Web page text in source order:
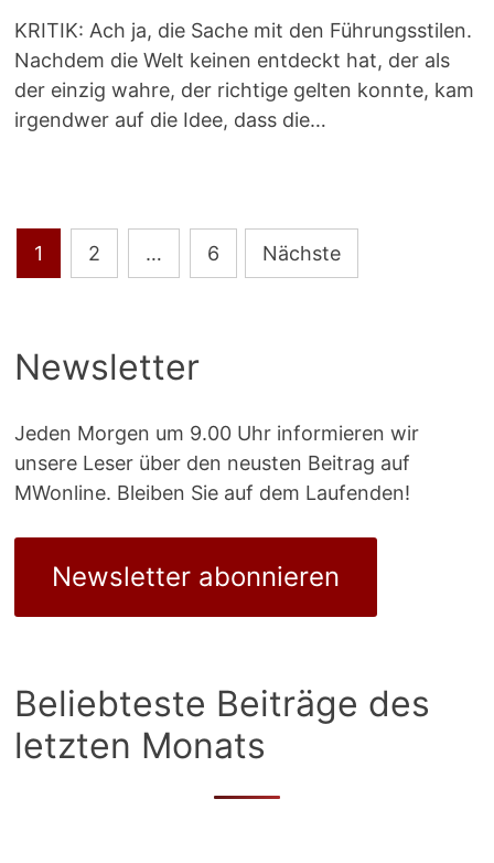
KRITIK: Ach ja, die Sache mit den Führungsstilen.
Nachdem die Welt keinen entdeckt hat, der als
der einzig wahre, der richtige gelten konnte, kam
irgendwer auf die Idee, dass die…
Seitennummerierung
der
1 2 … 6 Nächste
Newsletter
Jeden Morgen um 9.00 Uhr informieren wir
unsere Leser über den neusten Beitrag auf
MWonline. Bleiben Sie auf dem Laufenden!
Newsletter abonnieren
Beliebteste Beiträge des
letzten Monats